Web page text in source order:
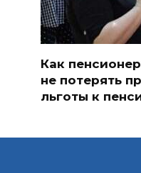
Как
не потерять
льготы к